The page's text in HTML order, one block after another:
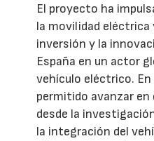
El proyecto ha
la movilidad eléctrica
inversión y la
España en un actor
vehículo eléctrico.
permitido avanzar
desde la
la integración del